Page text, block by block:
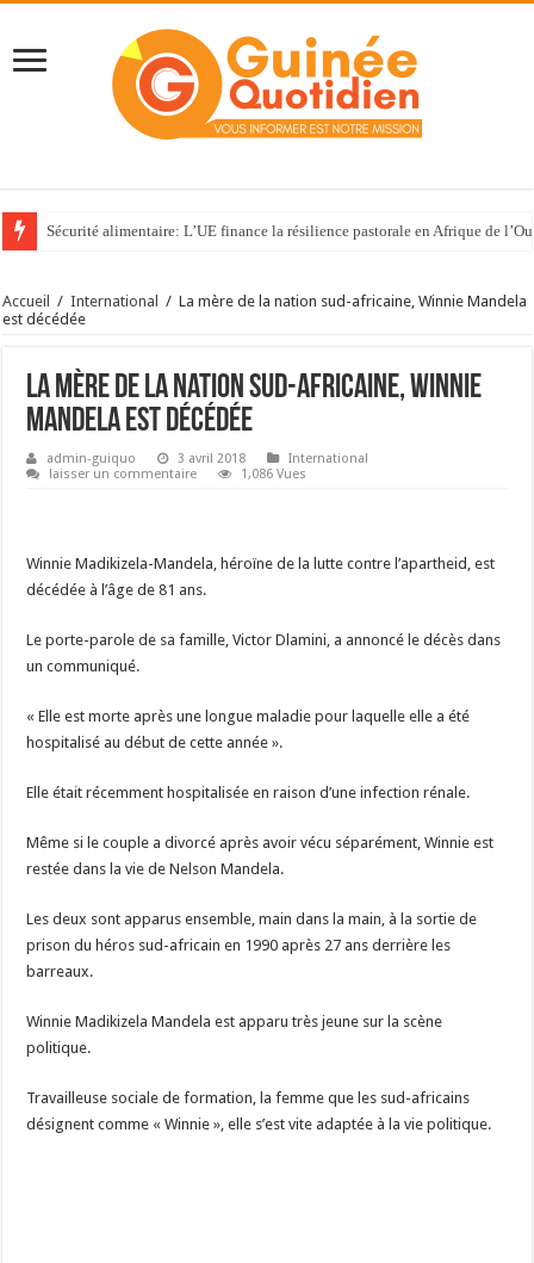
Sécurité alimentaire: L’UE finance la résilience pastorale en Afrique de
Accueil / International / La mère de la nation sud-africaine, Winnie Mandela
est décédée
La mère de la nation sud-africaine, Winnie
Mandela est décédée
admin-guiquo 3 avril 2018
International
laisser un commentaire
1,086 Vues
Winnie Madikizela-Mandela, héroïne de la lutte contre l’apartheid, est
décédée à l’âge de 81 ans.
Le porte-parole de sa famille, Victor Dlamini, a annoncé le décès dans
un communiqué.
« Elle est morte après une longue maladie pour laquelle elle a été
hospitalisé au début de cette année ».
Elle était récemment hospitalisée en raison d’une infection rénale.
Même si le couple a divorcé après avoir vécu séparément, Winnie est
restée dans la vie de Nelson Mandela.
Les deux sont apparus ensemble, main dans la main, à la sortie de
prison du héros sud-africain en 1990 après 27 ans derrière les
barreaux.
Winnie Madikizela Mandela est apparu très jeune sur la scène
politique.
Travailleuse sociale de formation, la femme que les sud-africains
désignent comme « Winnie », elle s’est vite adaptée à la vie politique.